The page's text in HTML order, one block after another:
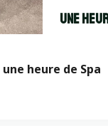
une
une heure de Spa